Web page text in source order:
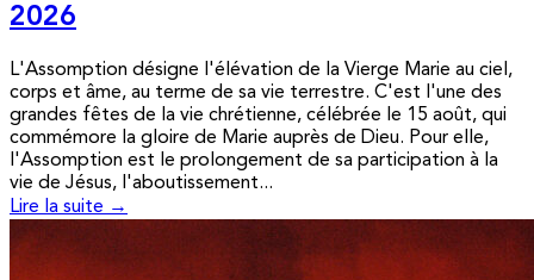
2026
L'Assomption désigne l'élévation de la Vierge Marie au ciel,
corps et âme, au terme de sa vie terrestre. C'est l'une des
grandes fêtes de la vie chrétienne, célébrée le 15 août, qui
commémore la gloire de Marie auprès de Dieu. Pour elle,
l'Assomption est le prolongement de sa participation à la
vie de Jésus, l'aboutissement...
Lire la suite →